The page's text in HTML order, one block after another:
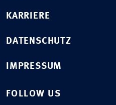
KARRIERE
DATENSCHUTZ
IMPRESSUM
FOLLOW US